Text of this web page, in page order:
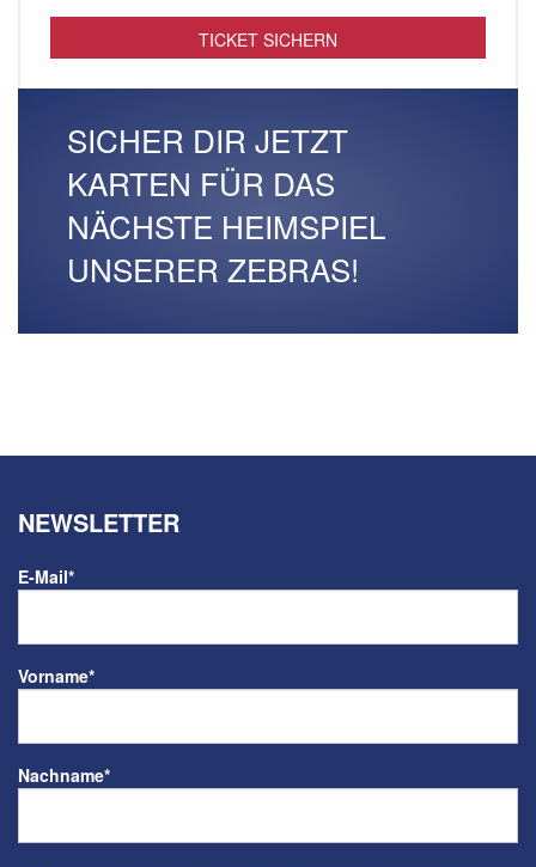
TICKET SICHERN
SICHER DIR JETZT
KARTEN FÜR DAS
NÄCHSTE HEIMSPIEL
UNSERER ZEBRAS!
NEWSLETTER
E-Mail*
Vorname*
Nachname*